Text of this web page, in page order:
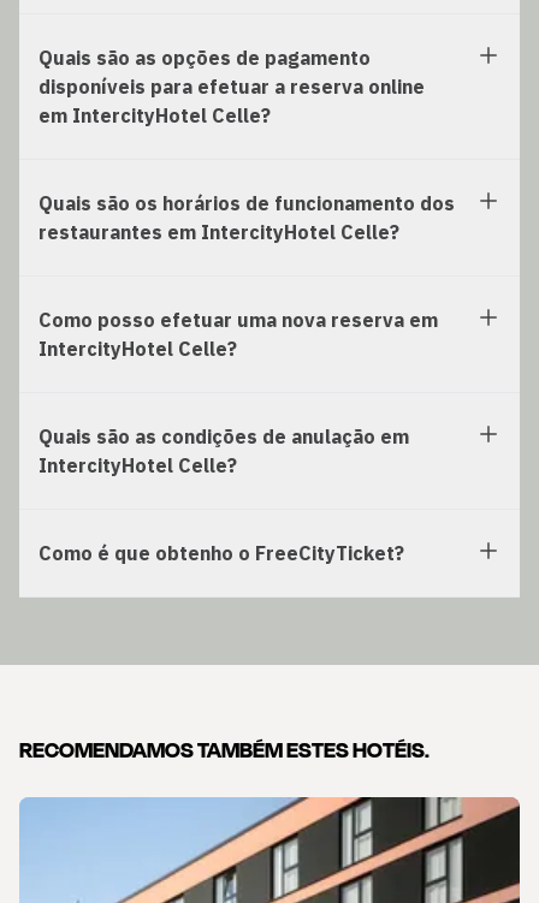
Quais são as opções de pagamento
disponíveis para efetuar a reserva online
em IntercityHotel Celle?
Quais são os horários de funcionamento dos
restaurantes em IntercityHotel Celle?
Como posso efetuar uma nova reserva em
IntercityHotel Celle?
Quais são as condições de anulação em
IntercityHotel Celle?
Como é que obtenho o FreeCityTicket?
RECOMENDAMOS TAMBÉM ESTES HOTÉIS.